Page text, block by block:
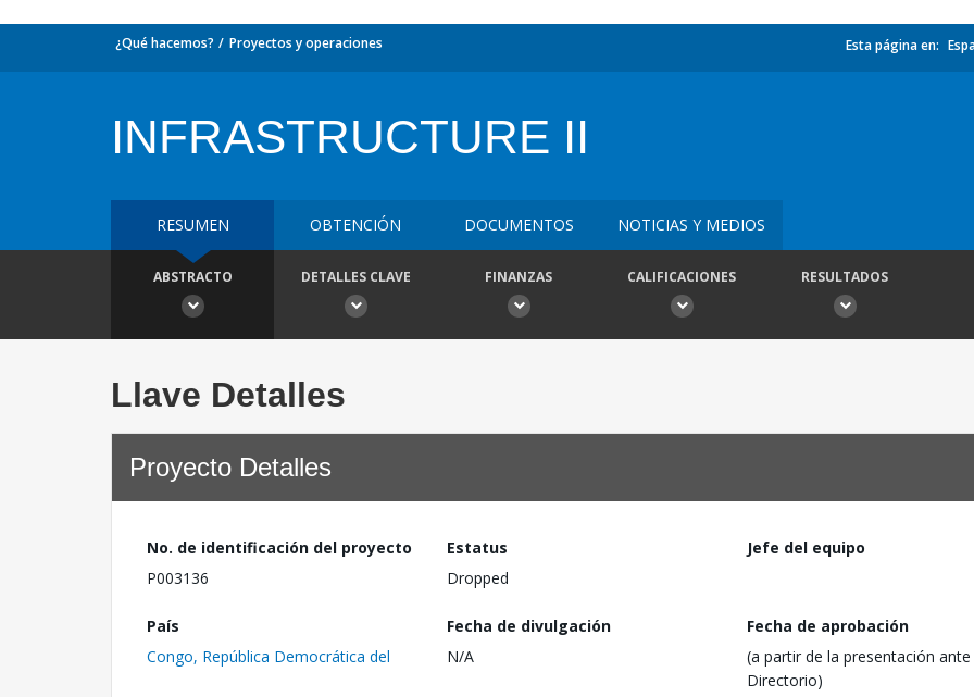
¿Qué hacemos? Proyectos y operaciones Esta página en:
INFRASTRUCTURE II
RESUMEN OBTENCIÓN DOCUMENTOS NOTICIAS Y MEDIOS
ABSTRACTO DETALLES CLAVE FINANZAS CALIFICACIONES RESULTADOS
Llave Detalles
Proyecto Detalles
No. de identificación del proyecto
P003136
Estatus
Dropped
Jefe del equipo
País
Congo, República Democrática del
Fecha de divulgación
N/A
Fecha de aprobación
(a partir de la presentación ante
Directorio)